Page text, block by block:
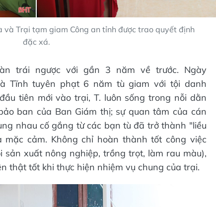
và Trại tạm giam Công an tỉnh được trao quyết định
đặc xá.
trái ngược với gần 3 năm về trước. Ngày
Tĩnh tuyên phạt 6 năm tù giam với tội danh
tiên mới vào trại, T. luôn sống trong nỗi dằn
ban của Ban Giám thị; sự quan tâm của cán
nhau cố gắng từ các bạn tù đã trở thành "liều
cảm. Không chỉ hoàn thành tốt công việc
sản xuất nông nghiệp, trồng trọt, làm rau màu),
thật tốt khi thực hiện nhiệm vụ chung của trại.